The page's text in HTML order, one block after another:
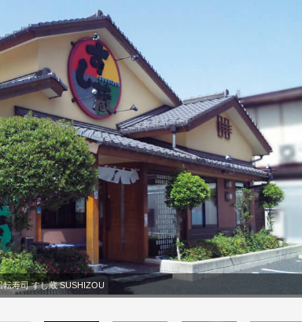
転寿司 すし蔵 SUSHIZOU